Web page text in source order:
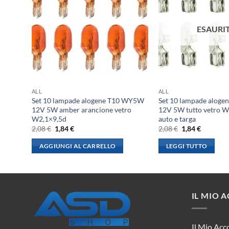
ALL
Set 10 lampade alogene T10 WY5W
12V 5W amber arancione vetro
W2,1×9,5d
2,08€ Il
prezzo
originale
era:
1,84€Il
attuale
è:
AGGIUNGI AL CARRELLO
ALL
Set 10 lampade
12V 5W tutto vetro
auto e targa
2,08€ Il
prezzo
originale
era:
1,84€Il
attuale
è:
LEGGI TUTTO
IL MIO
Il Mio